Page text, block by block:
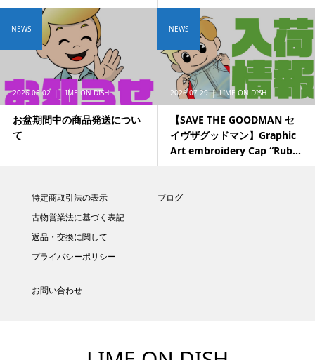
2026.08.02 LIME ON DISH
お盆期間中の商品発送につい
て
NEWS
2026.07.29 LIME ON DISH
【SAVE THE GOODMAN セ
イヴザグッドマン】Graphic
Art embroidery Cap “Rub...
NEWS
特定商取引法の表示
古物営業法に基づく表記
返品・交換に関して
プライバシーポリシー
ブログ
お問い合わせ